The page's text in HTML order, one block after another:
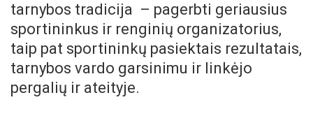
tarnybos tradicija – pagerbti geriausius
sportininkus ir renginių organizatorius,
taip pat sportininkų pasiektais rezultatais,
tarnybos vardo garsinimu ir linkėjo
pergalių ir ateityje.